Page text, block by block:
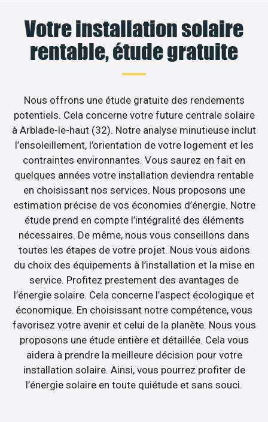
Votre installation solaire
rentable, étude gratuite
Nous offrons une étude gratuite des rendements
potentiels. Cela concerne votre future centrale solaire
à Arblade-le-haut (32). Notre analyse minutieuse inclut
l’ensoleillement, l’orientation de votre logement et les
contraintes environnantes. Vous saurez en fait en
quelques années votre installation deviendra rentable
en choisissant nos services. Nous proposons une
estimation précise de vos économies d’énergie. Notre
étude prend en compte l’intégralité des éléments
nécessaires. De même, nous vous conseillons dans
toutes les étapes de votre projet. Nous vous aidons
du choix des équipements à l’installation et la mise en
service. Profitez prestement des avantages de
l’énergie solaire. Cela concerne l’aspect écologique et
économique. En choisissant notre compétence, vous
favorisez votre avenir et celui de la planète. Nous vous
proposons une étude entière et détaillée. Cela vous
aidera à prendre la meilleure décision pour votre
installation solaire. Ainsi, vous pourrez profiter de
l’énergie solaire en toute quiétude et sans souci.